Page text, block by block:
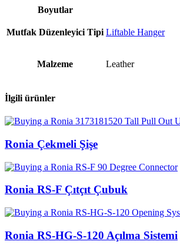
Boyutlar
Mutfak Düzenleyici Tipi Liftable Hanger
Malzeme Leather
İlgili ürünler
Ronia Çekmeli Şişe
Ronia RS-F Çıtçıt Çubuk
Ronia RS-HG-S-120 Açılma Sistemi